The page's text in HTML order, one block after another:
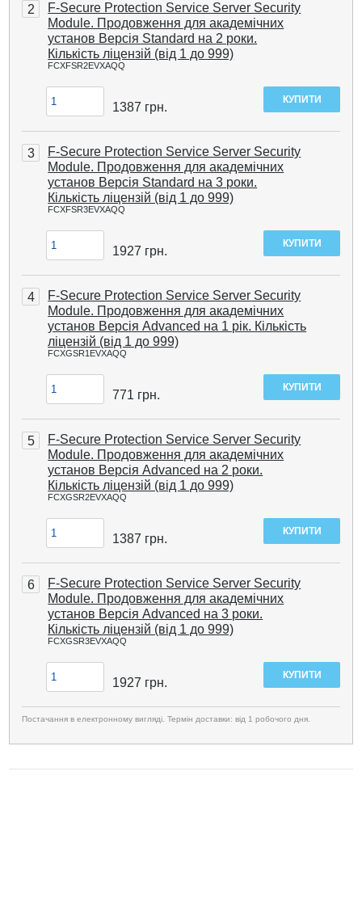
2
F-Secure Protection Service Server Security
Module. Продовження для академічних
установ Версія Standard на 2 роки.
Кількість ліцензій (від 1 до 999)
FCXFSR2EVXAQQ
1387 грн.
3
F-Secure Protection Service Server Security
Module. Продовження для академічних
установ Версія Standard на 3 роки.
Кількість ліцензій (від 1 до 999)
FCXFSR3EVXAQQ
1927 грн.
4
F-Secure Protection Service Server Security
Module. Продовження для академічних
установ Версія Advanced на 1 рік. Кількість
ліцензій (від 1 до 999)
FCXGSR1EVXAQQ
771 грн.
5
F-Secure Protection Service Server Security
Module. Продовження для академічних
установ Версія Advanced на 2 роки.
Кількість ліцензій (від 1 до 999)
FCXGSR2EVXAQQ
1387 грн.
6
F-Secure Protection Service Server Security
Module. Продовження для академічних
установ Версія Advanced на 3 роки.
Кількість ліцензій (від 1 до 999)
FCXGSR3EVXAQQ
1927 грн.
Постачання в електронному вигляді. Термін доставки: від 1 робочого дня.